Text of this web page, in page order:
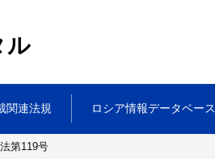
ル
関連法規 ロシア情報データベース
第119号